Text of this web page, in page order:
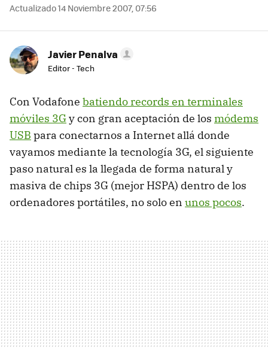
Actualizado 14 Noviembre 2007, 07:56
Javier Penalva
Editor - Tech
Con Vodafone batiendo records en terminales
móviles 3Gy con gran aceptación de los módems
USB para conectarnos a Internet allá donde
vayamos mediante la tecnología 3G, el siguiente
paso natural es la llegada de forma natural y
masiva de chips 3G (mejor HSPA) dentro de los
ordenadores portátiles, no solo en unos pocos.